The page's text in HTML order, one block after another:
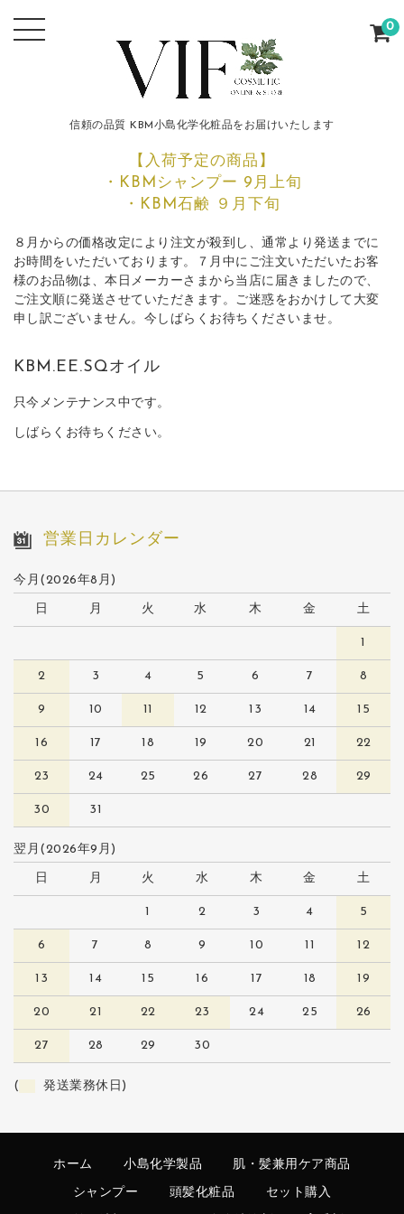
信頼の品質 KBM小島化学化粧品をお届けいたします
【入荷予定の商品】
・KBMシャンプー 9月上旬
・KBM石鹸 ９月下旬
８月からの価格改定により注文が殺到し、通常より発送までに
お時間をいただいております。７月中にご注文いただいたお客
様のお品物は、本日メーカーさまから当店に届きましたので、
ご注文順に発送させていただきます。ご迷惑をおかけして大変
申し訳ございません。今しばらくお待ちくださいませ。
0
KBM.EE.SQオイル
只今メンテナンス中です。
しばらくお待ちください。
営業日カレンダー
今月(2026年8月)
日 月 火 水 木 金 土
1
2 3 4 5 6 7 8
9 10 11 12 13 14 15
16 17 18 19 20 21 22
23 24 25 26 27 28 29
30 31
翌月(2026年9月)
日 月 火 水 木 金 土
1 2 3 4 5
6 7 8 9 10 11 12
13 14 15 16 17 18 19
20 21 22 23 24 25 26
27 28 29 30
( 発送業務休日)
ホーム 小島化学製品 肌・髪兼用ケア商品
シャンプー 頭髪化粧品 セット購入